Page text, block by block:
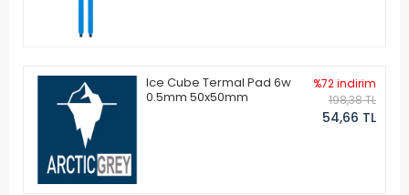
Ice Cube Termal Pad 6w
0.5mm 50x50mm
%72 indirim
198,38 TL
54,66 TL